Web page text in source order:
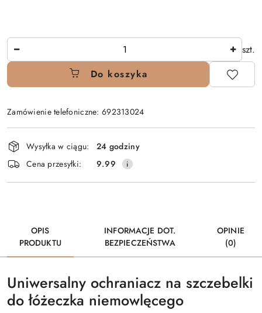
szt.
Do koszyka
Zamówienie telefoniczne: 692313024
Dostępność
i
dostawa
Wysyłka w ciągu:
24 godziny
Cena przesyłki:
9.99
OPIS
PRODUKTU
INFORMACJE DOT.
BEZPIECZEŃSTWA
OPINIE
(0)
Uniwersalny ochraniacz na szczebelki
do łóżeczka niemowlęcego